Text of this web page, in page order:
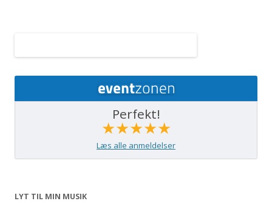
Perfekt!
★★★★★
Læs alle anmeldelser
LYT TIL MIN MUSIK